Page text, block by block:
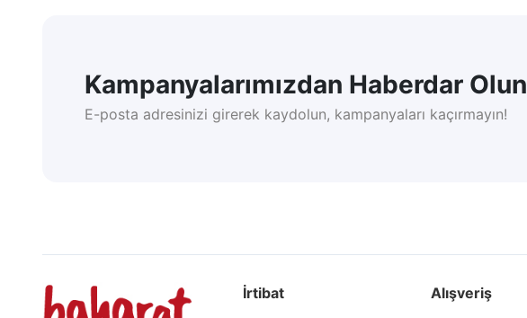
Kampanyalarımızdan Haberdar Olun
E-posta adresinizi girerek kaydolun, kampanyaları kaçırmayın!
İrtibat Alışveriş